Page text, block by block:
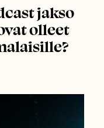
jakso
olleet